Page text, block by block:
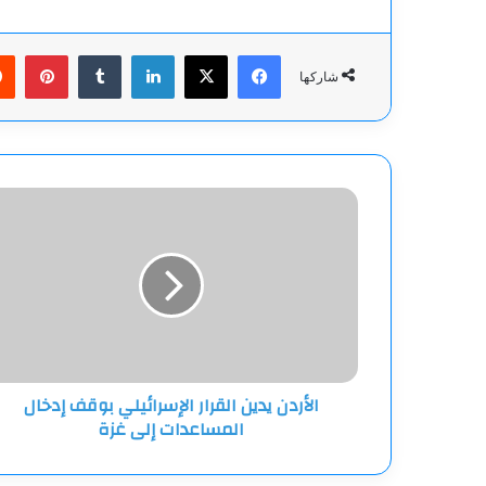
شاركها
فيسبوك
‫X لينكدإن
الأردن
غزة
الأردن يدين القرار الإسرائيلي بوقف إدخال
المساعدات إلى غزة